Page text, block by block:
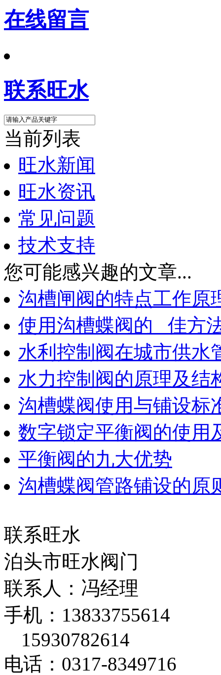
在线留言
联系旺水
当前列表
旺水新闻
旺水资讯
常见问题
技术支持
您可能感兴趣的文章...
沟槽闸阀的特点工作原
使用沟槽蝶阀的 佳方
水利控制阀在城市供水
水力控制阀的原理及结
沟槽蝶阀使用与铺设标
数字锁定平衡阀的使用
平衡阀的九大优势
沟槽蝶阀管路铺设的原
联系旺水
泊头市旺水阀门
联系人：冯经理
手机：13833755614
15930782614
电话：0317-8349716